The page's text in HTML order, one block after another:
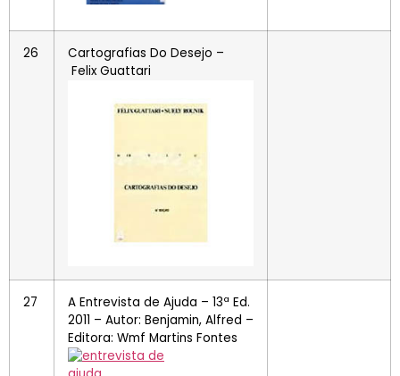
26
Cartografias Do Desejo –
Felix Guattari
27
A Entrevista de Ajuda – 13ª Ed.
2011 – Autor: Benjamin, Alfred –
Editora: Wmf Martins Fontes